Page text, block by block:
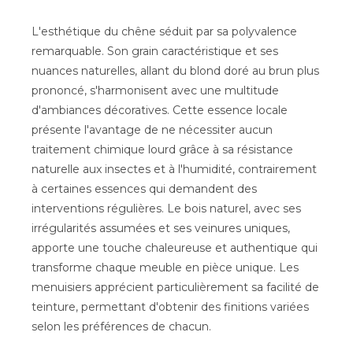
L'esthétique du chêne séduit par sa polyvalence
remarquable. Son grain caractéristique et ses
nuances naturelles, allant du blond doré au brun plus
prononcé, s'harmonisent avec une multitude
d'ambiances décoratives. Cette essence locale
présente l'avantage de ne nécessiter aucun
traitement chimique lourd grâce à sa résistance
naturelle aux insectes et à l'humidité, contrairement
à certaines essences qui demandent des
interventions régulières. Le bois naturel, avec ses
irrégularités assumées et ses veinures uniques,
apporte une touche chaleureuse et authentique qui
transforme chaque meuble en pièce unique. Les
menuisiers apprécient particulièrement sa facilité de
teinture, permettant d'obtenir des finitions variées
selon les préférences de chacun.